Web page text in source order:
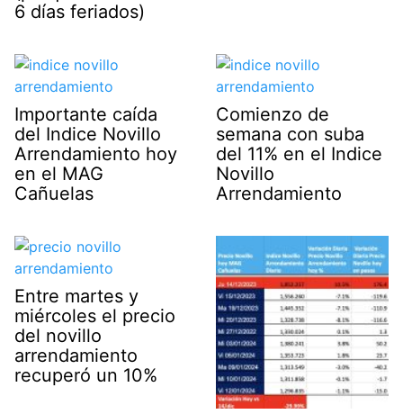
6 días feriados)
Importante caída
del Indice Novillo
Arrendamiento hoy
en el MAG
Cañuelas
Comienzo de
semana con suba
del 11% en el Indice
Novillo
Arrendamiento
Entre martes y
miércoles el precio
del novillo
arrendamiento
recuperó un 10%